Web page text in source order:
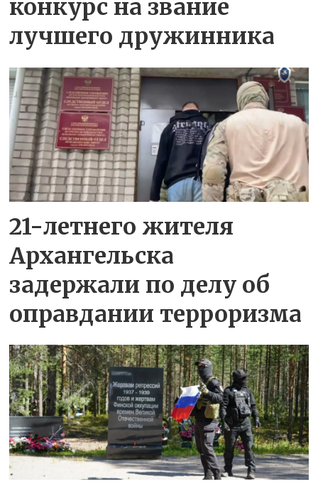
конкурс на звание
лучшего дружинника
21-летнего жителя
Архангельска
задержали по делу об
оправдании терроризма